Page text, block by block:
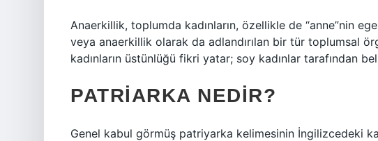
Anaerkillik, toplumda kadınların, özellikle de “anne”nin
veya anaerkillik olarak da adlandırılan bir tür toplumsal
kadınların üstünlüğü fikri yatar; soy kadınlar tarafından
PATRIARKA NEDIR?
Genel kabul görmüş patriyarka kelimesinin İngilizcedeki